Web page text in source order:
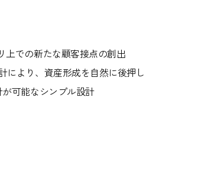
での新たな顧客接点の創出
より、資産形成を自然に後押し
可能なシンプル設計